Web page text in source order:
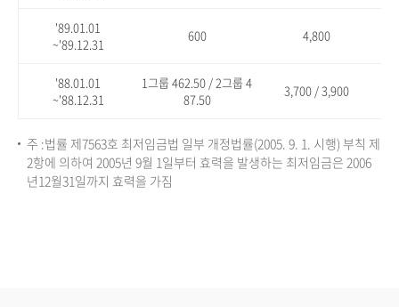
'89.01.01
~'89.12.31
600 4,800
'88.01.01
~'88.12.31
1그룹 462.50 / 2그룹 4
87.50
3,700 / 3,900
주 :법률 제7563호 최저임금법 일부 개정법률(2005. 9. 1. 시행) 부칙 제
2항에 의하여 2005년 9월 1일부터 효력을 발생하는 최저임금은 2006
년12월31일까지 효력을 가짐